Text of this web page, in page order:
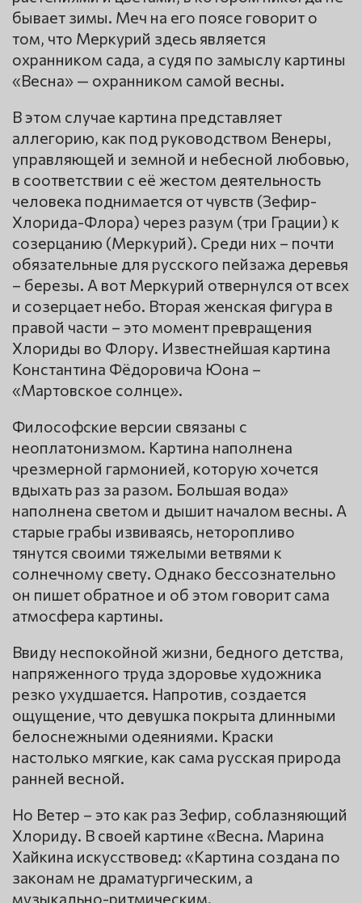
бывает зимы. Меч на его поясе говорит о
том, что Меркурий здесь является
охранником сада, а судя по замыслу картины
«Весна» — охранником самой весны.
В этом случае картина представляет
аллегорию, как под руководством Венеры,
управляющей и земной и небесной любовью,
в соответствии с её жестом деятельность
человека поднимается от чувств (Зефир-
Хлорида-Флора) через разум (три Грации) к
созерцанию (Меркурий). Среди них – почти
обязательные для русского пейзажа деревья
– березы. А вот Меркурий отвернулся от всех
и созерцает небо. Вторая женская фигура в
правой части – это момент превращения
Хлориды во Флору. Известнейшая картина
Константина Фёдоровича Юона –
«Мартовское солнце».
Философские версии связаны с
неоплатонизмом. Картина наполнена
чрезмерной гармонией, которую хочется
вдыхать раз за разом. Большая вода»
наполнена светом и дышит началом весны. А
старые грабы извиваясь, неторопливо
тянутся своими тяжелыми ветвями к
солнечному свету. Однако бессознательно
он пишет обратное и об этом говорит сама
атмосфера картины.
Ввиду неспокойной жизни, бедного детства,
напряженного труда здоровье художника
резко ухудшается. Напротив, создается
ощущение, что девушка покрыта длинными
белоснежными одеяниями. Краски
настолько мягкие, как сама русская природа
ранней весной.
Но Ветер – это как раз Зефир, соблазняющий
Хлориду. В своей картине «Весна. Марина
Хайкина искусствовед: «Картина создана по
законам не драматургическим, а
музыкально-ритмическим.